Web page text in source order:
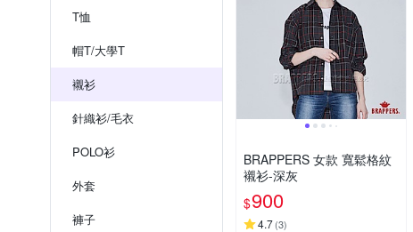
T恤
帽T/大學T
襯衫
針織衫​/毛衣​
POLO衫
外套
褲子
BRAPPERS 女款 寬鬆格紋
襯衫-深灰
$900
4.7(3)